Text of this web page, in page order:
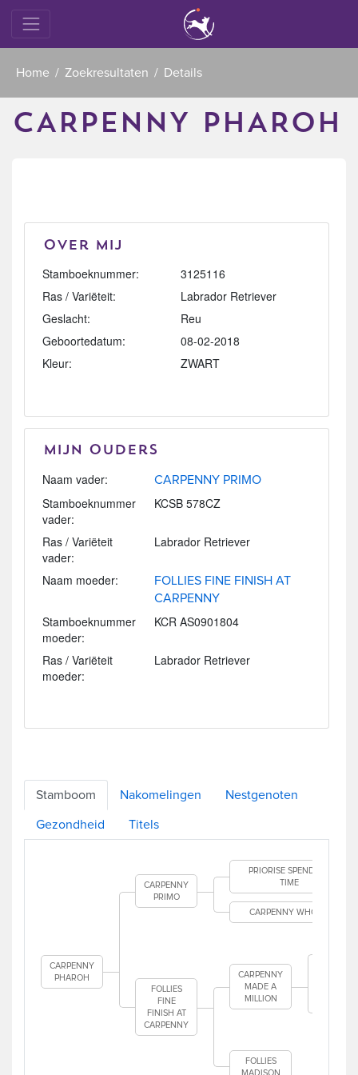
Home Zoekresultaten Details
CARPENNY PHAROH
Over mij
Stamboeknummer:
3125116
Ras / Variëteit:
Labrador Retriever
Geslacht:
Reu
Geboortedatum:
08-02-2018
Kleur:
ZWART
Mijn Ouders
Naam vader: CARPENNY PRIMO
Stamboeknummer
vader:
KCSB 578CZ
Ras / Variëteit
vader:
Labrador Retriever
Naam moeder:
FOLLIES FINE FINISH AT
CARPENNY
Stamboeknummer
moeder:
KCR AS0901804
Ras / Variëteit
moeder:
Labrador Retriever
Stamboom Nakomelingen Nestgenoten
Gezondheid Titels
CARPENNY
PHAROH
CARPENNY
PRIMO
PRIORISE SPENDING
TIME
CARPENNY WHOLLY
FOLLIES
FINE
FINISH AT
CARPENNY
CARPENNY
MADE A
MILLION
FOLLIES
MADISON